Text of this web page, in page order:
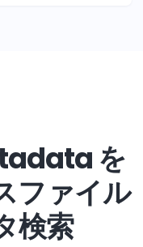
を
ファイル
検索